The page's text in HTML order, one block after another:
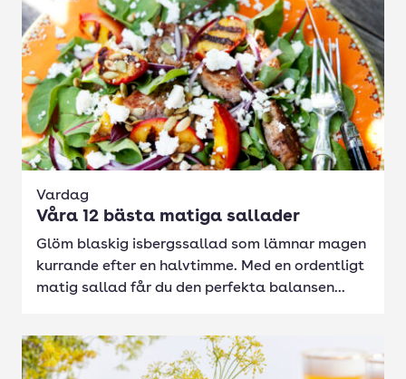
Vardag
Våra 12 bästa matiga sallader
Glöm blaskig isbergssallad som lämnar magen
kurrande efter en halvtimme. Med en ordentligt
matig sallad får du den perfekta balansen...